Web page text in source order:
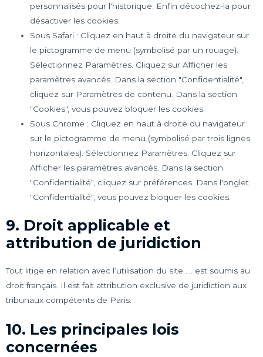
personnalisés pour l'historique. Enfin décochez-la pour
désactiver les cookies.
Sous Safari : Cliquez en haut à droite du navigateur sur
le pictogramme de menu (symbolisé par un rouage).
Sélectionnez Paramètres. Cliquez sur Afficher les
paramètres avancés. Dans la section "Confidentialité",
cliquez sur Paramètres de contenu. Dans la section
"Cookies", vous pouvez bloquer les cookies.
Sous Chrome : Cliquez en haut à droite du navigateur
sur le pictogramme de menu (symbolisé par trois lignes
horizontales). Sélectionnez Paramètres. Cliquez sur
Afficher les paramètres avancés. Dans la section
"Confidentialité", cliquez sur préférences. Dans l'onglet
"Confidentialité", vous pouvez bloquer les cookies.
9. Droit applicable et
attribution de juridiction
Tout litige en relation avec l’utilisation du site .... est soumis au
droit français. Il est fait attribution exclusive de juridiction aux
tribunaux compétents de Paris.
10. Les principales lois
concernées